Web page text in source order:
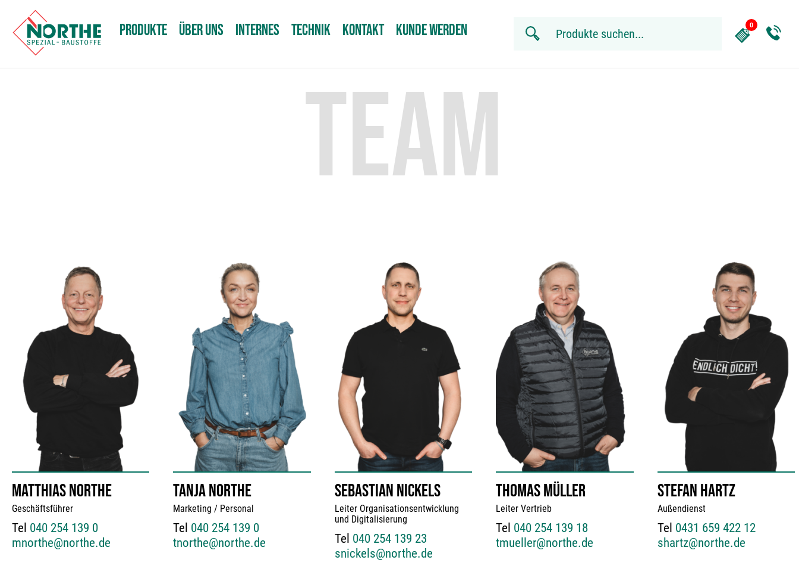
PRODUKTE ÜBER UNS INTERNES TECHNIK KONTAKT KUNDE WERDEN
TEAM
MATTHIAS NORTHE
Geschäftsführer
Tel 040 254 139 0
mnorthe@northe.de
TANJA NORTHE
Marketing / Personal
Tel 040 254 139 0
tnorthe@northe.de
SEBASTIAN NICKELS
Leiter Organisationsentwicklung
und Digitalisierung
Tel 040 254 139 23
snickels@northe.de
THOMAS MÜLLER
Leiter Vertrieb
Tel 040 254 139 18
tmueller@northe.de
STEFAN HARTZ
Außendienst
Tel 0431 659 422 12
shartz@northe.de